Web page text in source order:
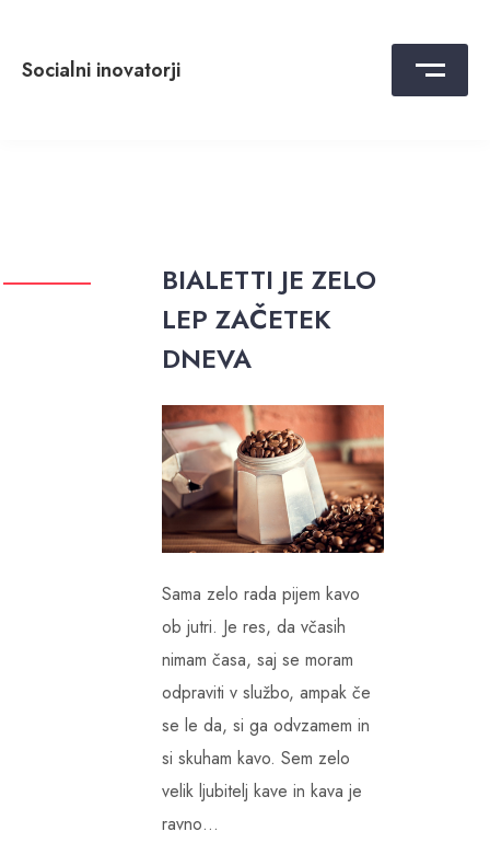
content
Socialni inovatorji
BIALETTI JE ZELO
LEP ZAČETEK
DNEVA
Sama zelo rada pijem kavo
ob jutri. Je res, da včasih
nimam časa, saj se moram
odpraviti v službo, ampak če
se le da, si ga odvzamem in
si skuham kavo. Sem zelo
velik ljubitelj kave in kava je
ravno…